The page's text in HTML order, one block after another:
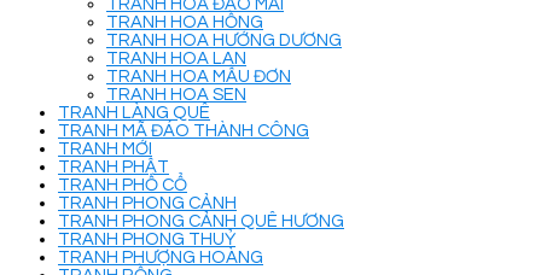
TRANH HOA ĐÀO MAI
TRANH HOA HỒNG
TRANH HOA HƯỚNG DƯƠNG
TRANH HOA LAN
TRANH HOA MẪU ĐƠN
TRANH HOA SEN
TRANH LÀNG QUÊ
TRANH MÃ ĐÁO THÀNH CÔNG
TRANH MỚI
TRANH PHẬT
TRANH PHỐ CỔ
TRANH PHONG CẢNH
TRANH PHONG CẢNH QUÊ HƯƠNG
TRANH PHONG THUỶ
TRANH PHƯỢNG HOÀNG